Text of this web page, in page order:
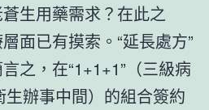
生用藥需求？在此之
面已有摸索。“延長處方”
之，在“1+1+1”（三級病
辦事中間）的組合簽約